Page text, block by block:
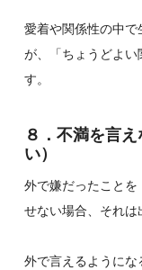
愛着や関係性の中
が、「ちょうどよ
す。
８．不満を言
い）
外で嫌だったことを
せない場合、それは
外で言えるようにな